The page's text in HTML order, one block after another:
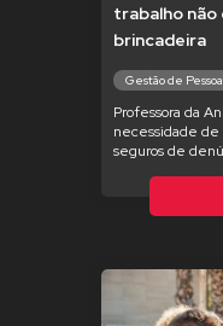
trabalho
brincadeira
Gestão de
Professora da
necessidade de
seguros de